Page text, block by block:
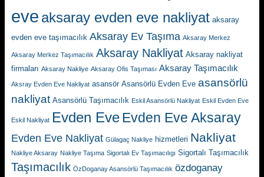
eve aksaray evden eve nakliyat aksaray
evden eve taşımacılık Aksaray Ev Taşıma Aksaray Merkez
Aksaray Merkez Taşımacılık Aksaray Nakliyat Aksaray nakliyat
firmaları Aksaray Nakliye Aksaray Ofis Taşıması Aksaray Taşımacılık
Aksray Evden Eve Nakliyat asansör Asansörlü Evden Eve asansörlü
nakliyat Asansörlü Taşımacılık Eskil Asansörlü Nakliyat Eskil Evden Eve
Eskil Nakliyat Evden EveEvden Eve Aksaray
Evden Eve Nakliyat Gülagaç Nakliye hizmetleri Nakliyat
Nakliye Aksaray Nakliye Taşıma Sigortalı Ev Taşımacılıgı Sigortalı Taşımacılık
Taşımacılık ÖzDoganay Asansörlü Taşımacılık özdoganay